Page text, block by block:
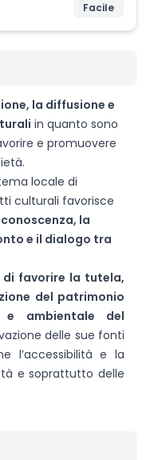
Facile
la diffusione e
in quanto sono
e promuovere
locale di
culturali favorisce
la
e il dialogo tra
di favorire la tutela,
del patrimonio
e ambientale del
delle sue fonti
l’accessibilità e la
e soprattutto delle